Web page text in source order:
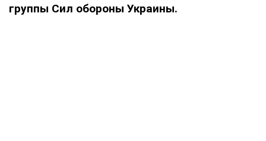
группы Сил обороны Украины.